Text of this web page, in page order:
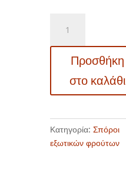
12301399
Black
Sapote
Λωτός
nigra)
ποσότητα
Προσθήκη
στο καλάθι
Κατηγορία: Σπόροι
εξωτικών φρούτων